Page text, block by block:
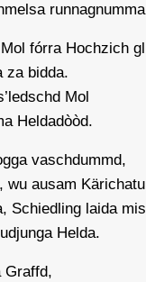
fórra Hochzich
za bidda.
Mol
Heldadòòd.
vaschdummd,
wu ausam
Schiedling laida
Helda.
Graffd,